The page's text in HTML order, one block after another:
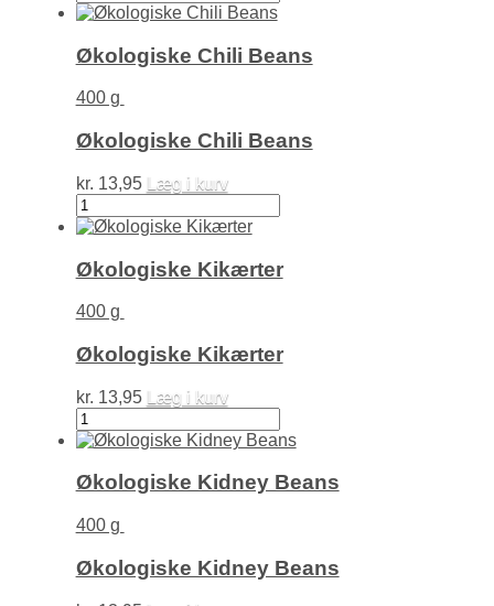
Sorte
antal
Økologiske Chili Beans
400 g
Økologiske Chili Beans
kr. 13,95
Læg i kurv
Økologiske
Chili
antal
Økologiske Kikærter
400 g
Økologiske Kikærter
kr. 13,95
Læg i kurv
Økologiske
Kikærter
Økologiske Kidney Beans
400 g
Økologiske Kidney Beans